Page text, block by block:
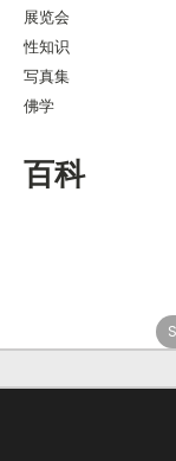
展览会
性知识
写真集
佛学
百科